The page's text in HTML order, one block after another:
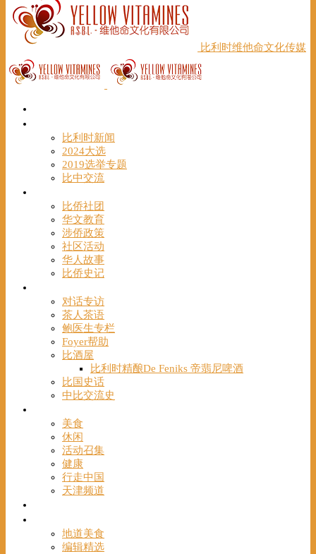
比利时维他命文化传媒
比利时新闻
2024大选
2019选举专题
比中交流
比侨社团
华文教育
涉侨政策
社区活动
华人故事
比侨史记
对话专访
茶人茶语
鲍医生专栏
Foyer帮助
比酒屋
比利时精酿De Feniks 帝翡尼啤酒
比国史话
中比交流史
美食
休闲
活动召集
健康
行走中国
天津频道
地道美食
编辑精选